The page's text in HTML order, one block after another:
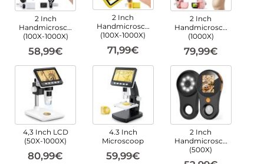
2 Inch
Handmicroscoop
(100X-1000X)
58,99€
2 Inch
Handmicroscoop
(100X-1000X)
71,99€
2 Inch
Handmicroscoop
(1000X)
79,99€
4,3 Inch LCD
(50X-1000X)
80,99€
4.3 Inch
Microscoop
59,99€
2 Inch
Handmicroscoop
(500X)